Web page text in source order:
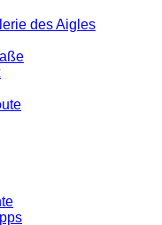
des Aigles